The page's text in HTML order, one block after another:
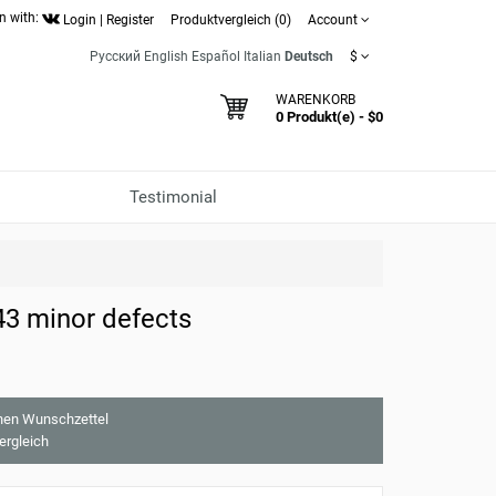
with: Login Register Produktvergleich (0) Account
Русский English Español Italian Deutsch $
WARENKORB
0 Produkt(e) - $0
Testimonial
minor defects
Wunschzettel